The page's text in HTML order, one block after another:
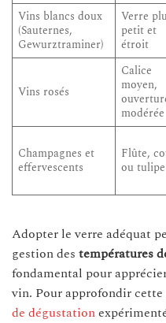
Vins blancs doux
(Sauternes,
Gewurztraminer)
Verre
petit et
étroit
Vins rosés
Calice
moyen,
modérée
Champagnes et
effervescents
Flûte,
ou tulipe
Adopter le verre adéquat
gestion des températures
fondamental pour
vin. Pour approfondir
de dégustation